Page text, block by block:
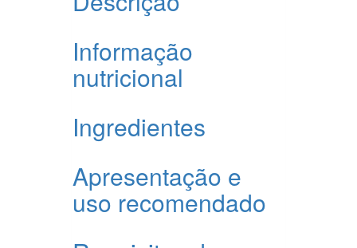
Informação
nutricional
Ingredientes
Apresentação e
uso recomendado